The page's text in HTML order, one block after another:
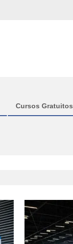
Cursos Gratuitos